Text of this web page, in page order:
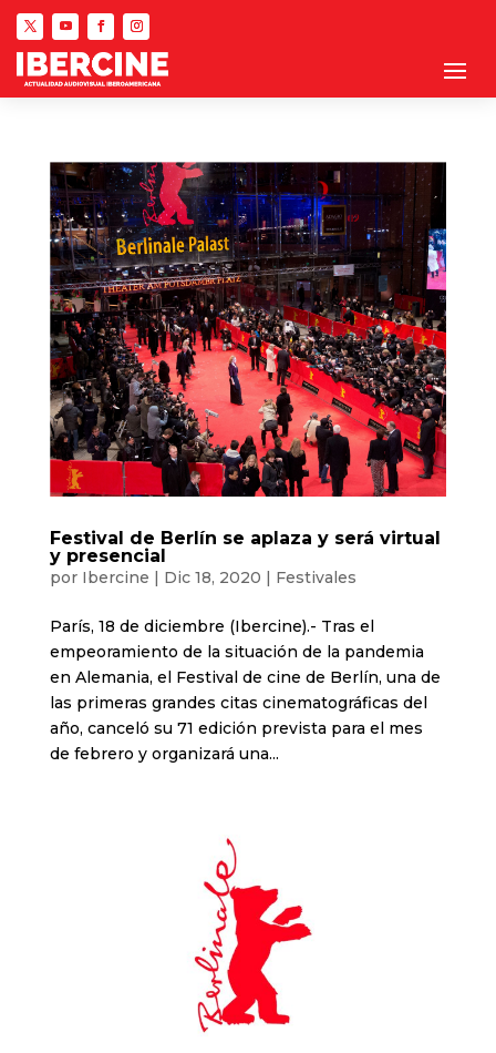
Festival de Berlín se aplaza y será virtual
y presencial
por Ibercine | Dic 18, 2020 | Festivales
París, 18 de diciembre (Ibercine).- Tras el
empeoramiento de la situación de la pandemia
en Alemania, el Festival de cine de Berlín, una de
las primeras grandes citas cinematográficas del
año, canceló su 71 edición prevista para el mes
de febrero y organizará una...